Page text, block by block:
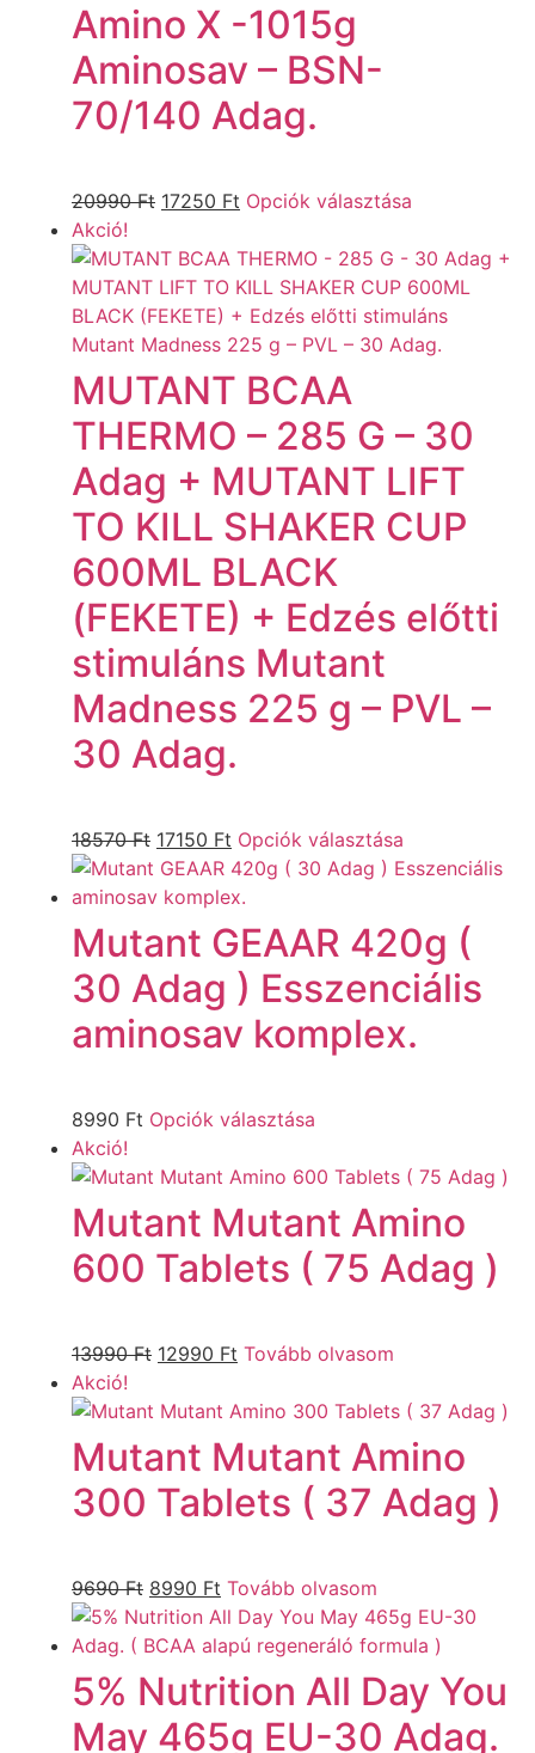
Amino X -1015g
Aminosav – BSN-
70/140 Adag.
20990Ft 17250 Ft Opciók választása
Akció!
MUTANT BCAA
THERMO – 285 G – 30
Adag + MUTANT LIFT
TO KILL SHAKER CUP
600ML BLACK
(FEKETE) + Edzés előtti
stimuláns Mutant
Madness 225 g – PVL –
30 Adag.
18570Ft 17150 Ft Opciók választása
Mutant GEAAR 420g (
30 Adag ) Esszenciális
aminosav komplex.
8990 Ft Opciók választása
Akció!
Mutant Mutant Amino
600 Tablets ( 75 Adag )
13990Ft 12990 Ft Tovább olvasom
Akció!
Mutant Mutant Amino
300 Tablets ( 37 Adag )
9690Ft 8990 Ft Tovább olvasom
5% Nutrition All Day You
May 465g EU-30 Adag.